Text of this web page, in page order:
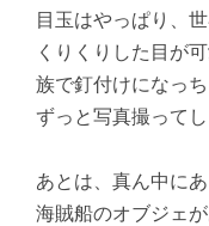
目玉はやっぱり、
くりくりした目が
族で釘付けになっち
ずっと写真撮って
あとは、真ん中に
海賊船のオブジェ